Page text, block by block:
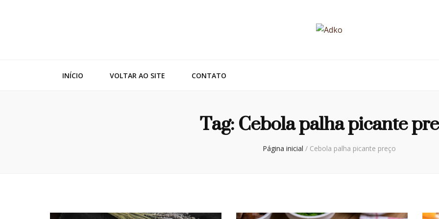
INÍCIO VOLTAR AO SITE CONTATO
Tag:Cebola palha picante
Página inicial / Cebola palha picante preço